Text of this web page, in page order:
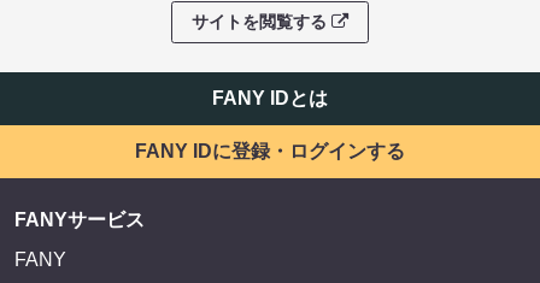
サイトを閲覧する
FANY IDとは
FANY IDに登録・ログインする
FANYサービス
FANY